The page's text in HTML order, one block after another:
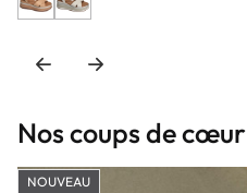
Nos coups de cœur
NOUVEAU